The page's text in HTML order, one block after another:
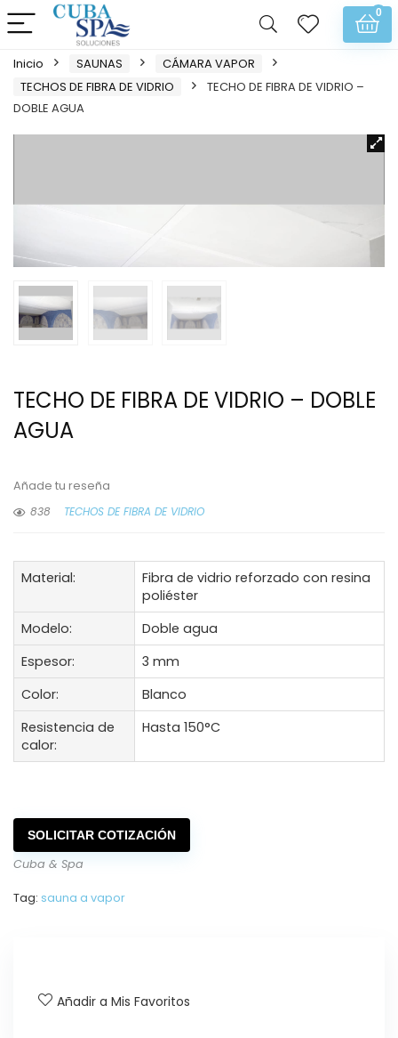
0
Inicio SAUNAS
CÁMARA VAPOR
TECHOS DE FIBRA DE VIDRIO
TECHO DE FIBRA DE VIDRIO –
DOBLE AGUA
TECHO DE FIBRA DE VIDRIO – DOBLE
AGUA
Añade tu reseña
838
TECHOS DE FIBRA DE VIDRIO
Material:
Fibra de vidrio reforzado con resina
poliéster
Modelo:
Doble agua
Espesor:
3 mm
Color:
Blanco
Resistencia de
calor:
Hasta 150°C
SOLICITAR COTIZACIÓN
Cuba & Spa
Tag: sauna a vapor
Añadir a Mis Favoritos